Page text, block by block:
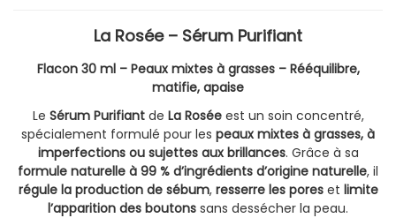
La Rosée – Sérum Purifiant
Flacon 30 ml – Peaux mixtes à grasses – Rééquilibre,
matifie, apaise
Le Sérum Purifiantde La Roséeest un soin concentré,
spécialement formulé pour les peaux mixtes à grasses, à
imperfections ou sujettes aux brillances. Grâce à sa
formule naturelle à 99 % d’ingrédients d’origine naturelle, il
régule la production de sébum, resserre les poreset limite
l’apparition des boutons sans dessécher la peau.